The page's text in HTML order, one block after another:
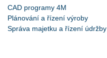
CAD programy 4M
Plánování a řízení výroby
Správa majetku a řízení údržby